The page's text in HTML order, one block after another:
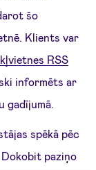
šo
Klients var
RSS
informēts ar
gadījumā.
spēkā pēc
paziņo